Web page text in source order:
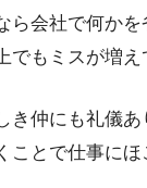
ら会社で何か
でもミスが増え
き仲にも礼儀
ことで仕事にほ